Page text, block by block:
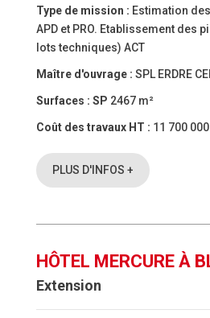
Type de mission : Estimation
APD et PRO. Etablissement des
lots techniques) ACT
Maître d'ouvrage : SPL ERDRE
Surfaces : SP 2467 m²
Coût des travaux HT : 11 700
PLUS D'INFOS +
HÔTEL MERCURE À
Extension